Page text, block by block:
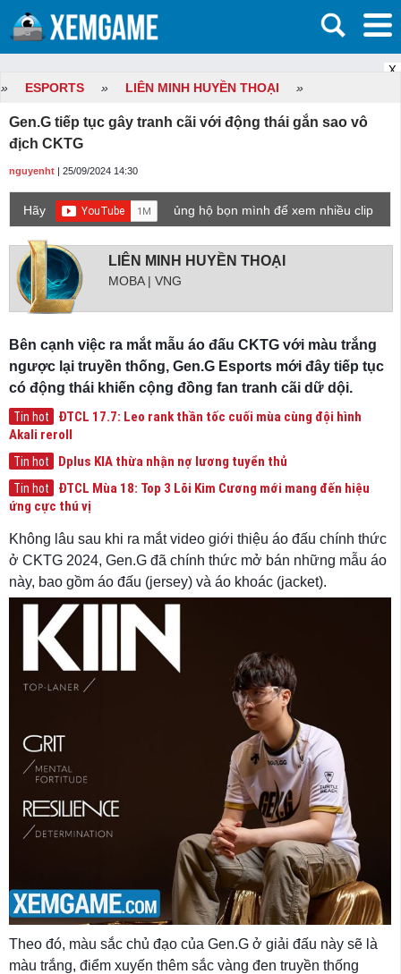
X
» ESPORTS » LIÊN MINH HUYỀN THOẠI »
Gen.G tiếp tục gây tranh cãi với động thái gắn sao vô
địch CKTG
nguyenht | 25/09/2024 14:30
Hãy
ủng hộ bọn mình để xem nhiều clip
LIÊN MINH HUYỀN THOẠI
MOBA | VNG
Bên cạnh việc ra mắt mẫu áo đấu CKTG với màu trắng
ngược lại truyền thống, Gen.G Esports mới đây tiếp tục
có động thái khiến cộng đồng fan tranh cãi dữ dội.
Tin hot
ĐTCL 17.7: Leo rank thần tốc cuối mùa cùng đội hình
Akali reroll
Tin hot Dplus KIA thừa nhận nợ lương tuyển thủ
Tin hot
ĐTCL Mùa 18: Top 3 Lõi Kim Cương mới mang đến hiệu
ứng cực thú vị
Không lâu sau khi ra mắt video giới thiệu áo đấu chính thức
ở CKTG 2024, Gen.G đã chính thức mở bán những mẫu áo
này, bao gồm áo đấu (jersey) và áo khoác (jacket).
Theo đó, màu sắc chủ đạo của Gen.G ở giải đấu này sẽ là
màu trắng, điểm xuyến thêm sắc vàng đen truyền thống